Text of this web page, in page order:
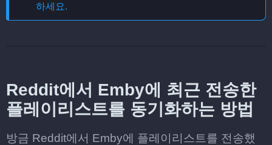
하세요.
Reddit에서 Emby에 최근 전송한
플레이리스트를 동기화하는 방법
방금 Reddit에서 Emby에 플레이리스트를 전송했